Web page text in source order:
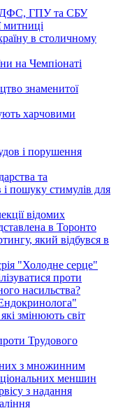
ДФС, ГПУ та СБУ
митниці
в столичному
на Чемпіонаті
знаменитої
харчовими
і порушення
та
пошуку стимулів для
відомих
в Торонто
який відбувся в
"Холодне серце"
проти
насильства?
змінюють світ
Трудового
з множинним
меншин
з надання